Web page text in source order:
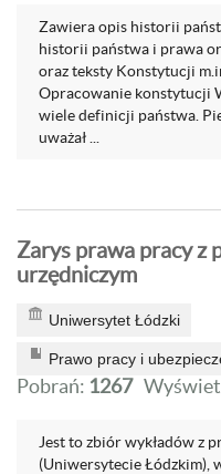
Zawiera opis historii
historii państwa i prawa
oraz teksty Konstytucji
Opracowanie konstytucji
wiele definicji państwa.
uważał ...
Zarys prawa pracy z
urzędniczym
Uniwersytet Łódzki
Prawo pracy i
Pobrań: 1267
Jest to zbiór wykładów z
(Uniwersytecie Łódzkim),